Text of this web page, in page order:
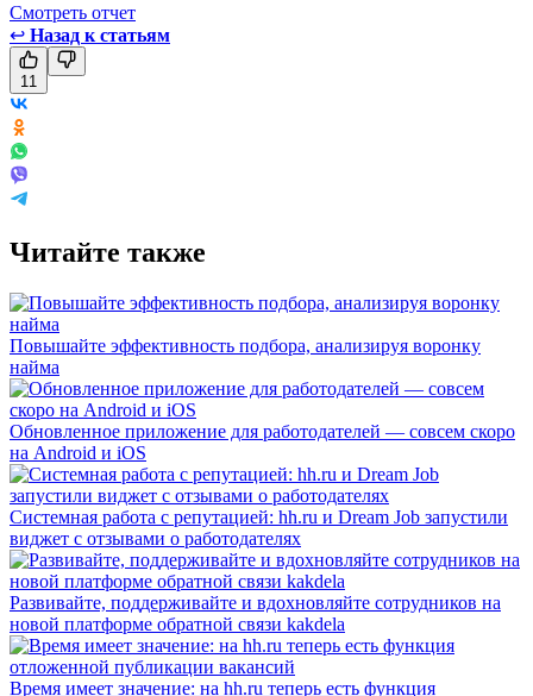
Смотреть отчет
↩ Назад к статьям
11
Читайте также
Повышайте эффективность подбора, анализируя воронку
найма
Обновленное приложение для работодателей — совсем скоро
на Android и iOS
Системная работа с репутацией: hh.ru и Dream Job запустили
виджет с отзывами о работодателях
Развивайте, поддерживайте и вдохновляйте сотрудников на
новой платформе обратной связи kakdela
Время имеет значение: на hh.ru теперь есть функция